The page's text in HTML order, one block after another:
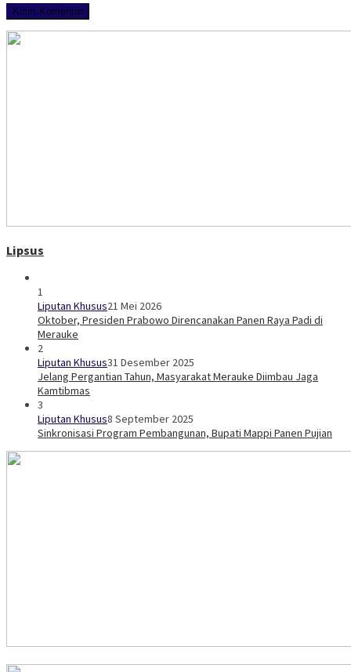
Lipsus
1
Liputan Khusus21 Mei 2026
Oktober, Presiden Prabowo Direncanakan Panen Raya Padi di
Merauke
2
Liputan Khusus31 Desember 2025
Jelang Pergantian Tahun, Masyarakat Merauke Diimbau Jaga
Kamtibmas
3
Liputan Khusus8 September 2025
Sinkronisasi Program Pembangunan, Bupati Mappi Panen Pujian